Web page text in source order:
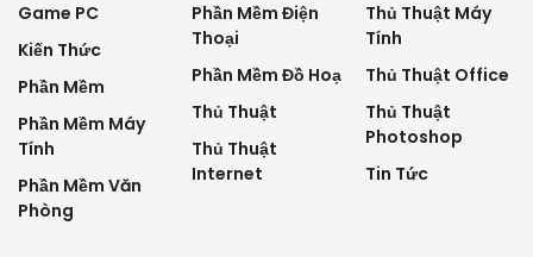
Game PC
Kiến Thức
Phần Mềm
Phần Mềm Máy
Tính
Phần Mềm Văn
Phòng
Phần Mềm Điện
Thoại
Phần Mềm Đồ Hoạ
Thủ Thuật
Thủ Thuật
Internet
Thủ Thuật Máy
Tính
Thủ Thuật Office
Thủ Thuật
Photoshop
Tin Tức